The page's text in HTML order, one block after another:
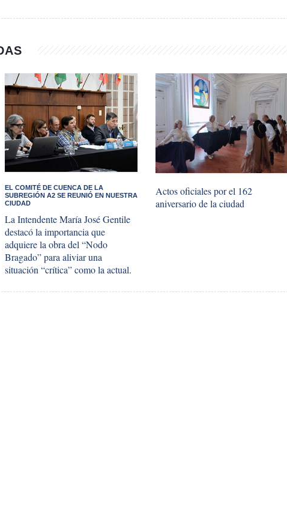
​EL COMITÉ DE CUENCA DE LA
SUBREGIÓN A2 SE REUNIÓ EN NUESTRA
CIUDAD
La Intendente María José Gentile
destacó la importancia que
adquiere la obra del “Nodo
Bragado” para aliviar una
situación “crítica” como la actual.
​Actos oficiales por el 162
aniversario de la ciudad